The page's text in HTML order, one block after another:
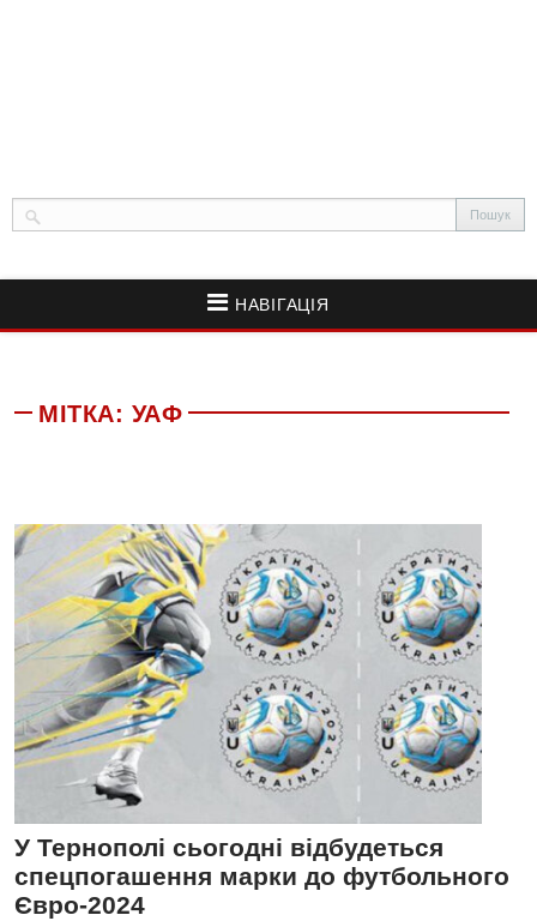
НАВІГАЦІЯ
МІТКА: УАФ
У Тернополі сьогодні відбудеться
спецпогашення марки до футбольного
Євро-2024